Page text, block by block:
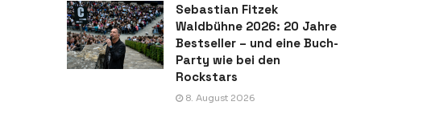
Sebastian Fitzek
Waldbühne 2026: 20 Jahre
Bestseller – und eine Buch-
Party wie bei den
Rockstars
8. August 2026